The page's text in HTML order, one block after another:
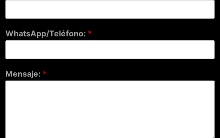
WhatsApp/Teléfono: *
Mensaje: *